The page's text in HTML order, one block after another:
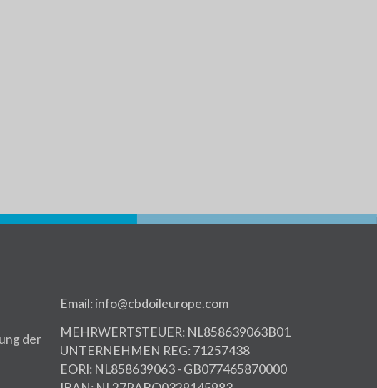
der
Email: info@cbdoileurope.com
MEHRWERTSTEUER: NL858639063B01
UNTERNEHMEN REG: 71257438
EORI: NL858639063 - GB077465870000